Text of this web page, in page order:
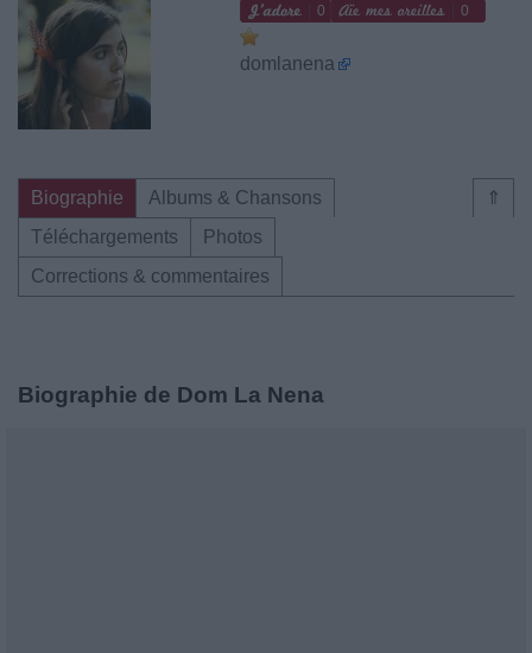
0 0
domlanena
⇑
Biographie
Albums & Chansons
Téléchargements
Photos
Corrections & commentaires
Biographie de Dom La Nena